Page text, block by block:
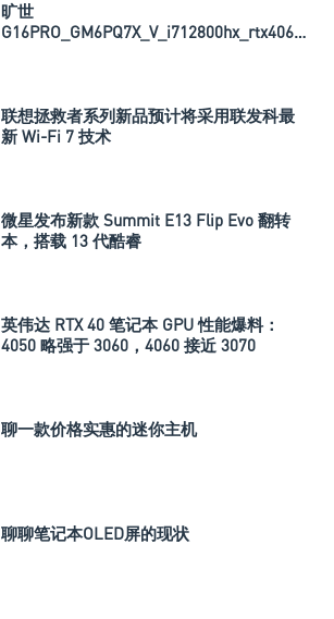
旷世
G16PRO_GM6PQ7X_V_i712800hx_rtx4060_
联想拯救者系列新品预计将采用联发科最
新 Wi-Fi 7 技术
微星发布新款 Summit E13 Flip Evo 翻转
本，搭载 13 代酷睿
英伟达 RTX 40 笔记本 GPU 性能爆料：
4050 略强于 3060，4060 接近 3070
聊一款价格实惠的迷你主机
聊聊笔记本OLED屏的现状